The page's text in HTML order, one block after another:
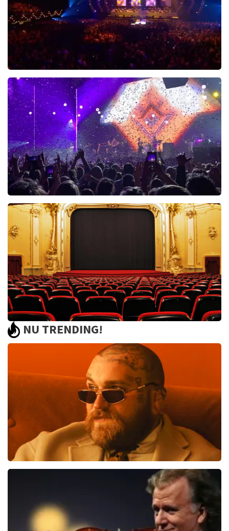
Muziekfeest Van Het Jaar
202+reviews
BEKIJKEN
Queen Must Go On
BEKIJKEN
Hoe overleef ik alles wat ik niemand vertel
reviews
BEKIJKEN
NU TRENDING!
BESTEL NU